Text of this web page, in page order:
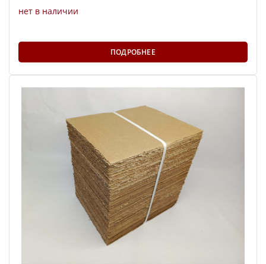
нет в наличии
ПОДРОБНЕЕ